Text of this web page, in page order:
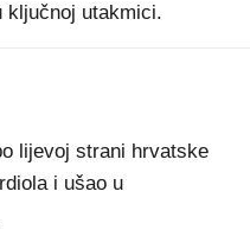
ključnoj utakmici.
lijevoj strani hrvatske
i ušao u